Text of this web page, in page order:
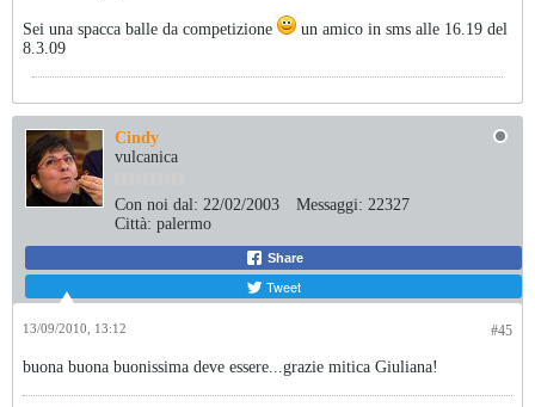
Sei una spacca balle da competizione
un amico in sms alle 16.19 del
8.3.09
Cindy
vulcanica
Con noi dal: 22/02/2003 Messaggi: 22327
Città: palermo
Share
Tweet
#45
13/09/2010, 13:12
buona buona buonissima deve essere...grazie mitica Giuliana!